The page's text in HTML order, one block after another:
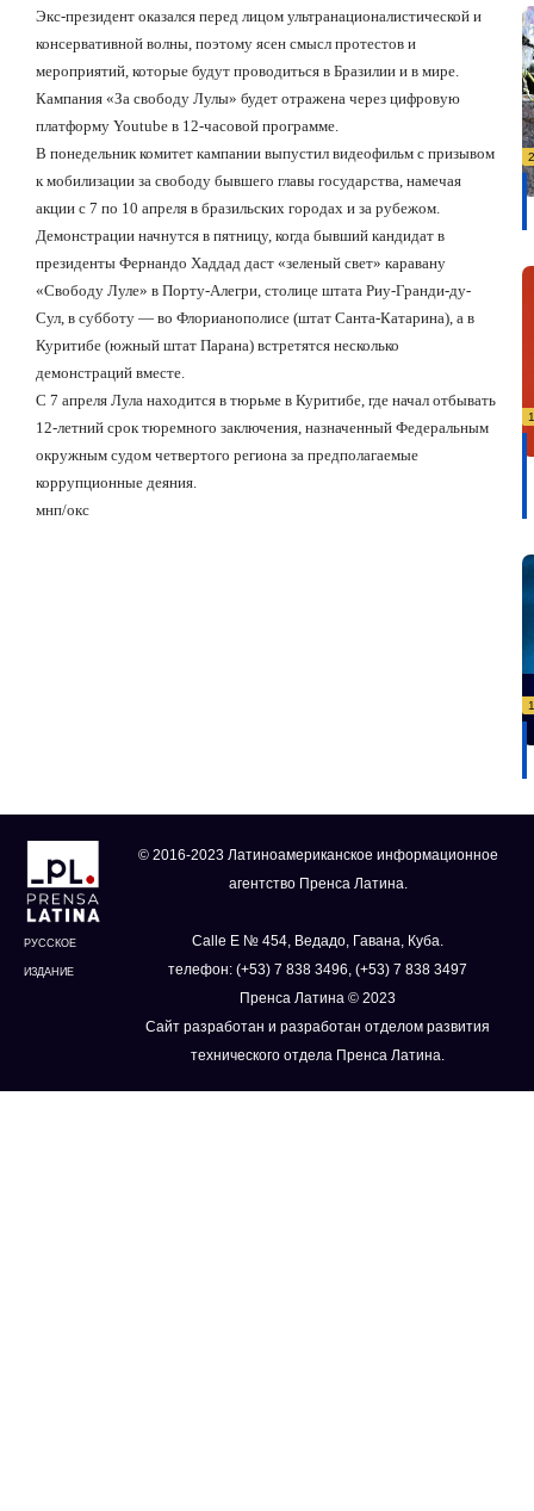
Экс-президент оказался перед лицом ультранационалистической и
консервативной волны, поэтому ясен смысл протестов и
мероприятий, которые будут проводиться в Бразилии и в мире.
Кампания «За свободу Лулы» будет отражена через цифровую
платформу Youtube в 12-часовой программе.
В понедельник комитет кампании выпустил видеофильм с призывом
к мобилизации за свободу бывшего главы государства, намечая
акции с 7 по 10 апреля в бразильских городах и за рубежом.
Демонстрации начнутся в пятницу, когда бывший кандидат в
президенты Фернандо Хаддад даст «зеленый свет» каравану
«Свободу Луле» в Порту-Алегри, столице штата Риу-Гранди-ду-
Сул, в субботу — во Флорианополисе (штат Санта-Катарина), а в
Куритибе (южный штат Парана) встретятся несколько
демонстраций вместе.
С 7 апреля Лула находится в тюрьме в Куритибе, где начал отбывать
12-летний срок тюремного заключения, назначенный Федеральным
окружным судом четвертого региона за предполагаемые
коррупционные деяния.
мнп/окс
РУССКОЕ
ИЗДАНИЕ
© 2016-2023 Латиноамериканское информационное
агентство Пренса Латина.
Calle E № 454, Ведадо, Гавана, Куба.
телефон: (+53) 7 838 3496, (+53) 7 838 3497
Пренса Латина © 2023
Сайт разработан и разработан отделом развития
технического отдела Пренса Латина.